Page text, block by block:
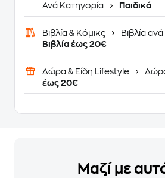
Ανά Κατηγορία
Παιδικά
Βιβλία & Κόμικς
Βιβλία ανά
Βιβλία έως 20€
Δώρα & Είδη Lifestyle
έως 20€
Μαζί με